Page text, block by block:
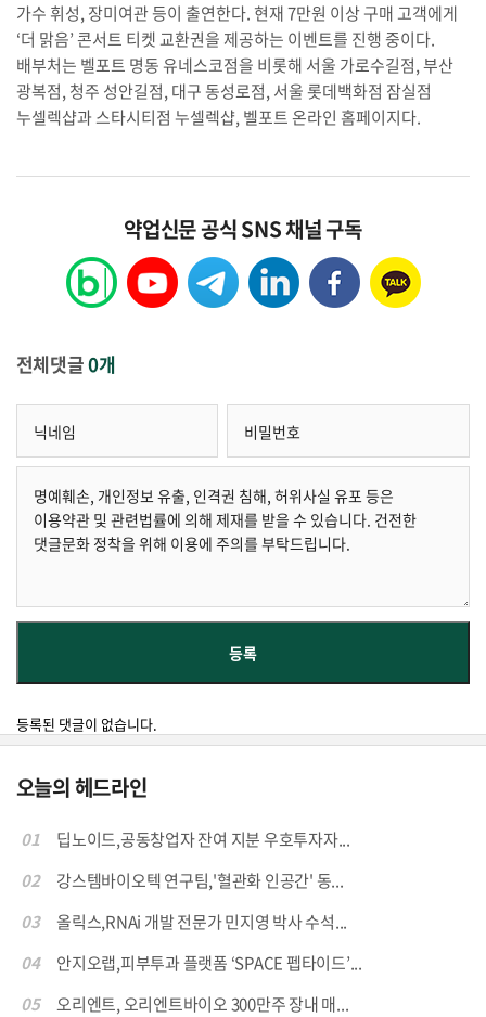
가수 휘성, 장미여관 등이 출연한다. 현재 7만원 이상 구매 고객에게
‘더 맑음’ 콘서트 티켓 교환권을 제공하는 이벤트를 진행 중이다.
배부처는 벨포트 명동 유네스코점을 비롯해 서울 가로수길점, 부산
광복점, 청주 성안길점, 대구 동성로점, 서울 롯데백화점 잠실점
누셀렉샵과 스타시티점 누셀렉샵, 벨포트 온라인 홈페이지다.
약업신문 공식 SNS 채널 구독
전체댓글0개
등록된 댓글이 없습니다.
오늘의 헤드라인
01
딥노이드,공동창업자 잔여 지분 우호투자자...
02
강스템바이오텍 연구팀,'혈관화 인공간' 동...
03
올릭스,RNAi 개발 전문가 민지영 박사 수석...
04
안지오랩,피부투과 플랫폼 ‘SPACE 펩타이드’...
05
오리엔트, 오리엔트바이오 300만주 장내 매...